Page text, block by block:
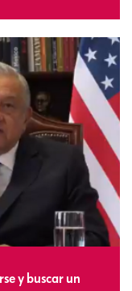
y buscar un